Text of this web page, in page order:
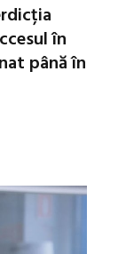
în
până în